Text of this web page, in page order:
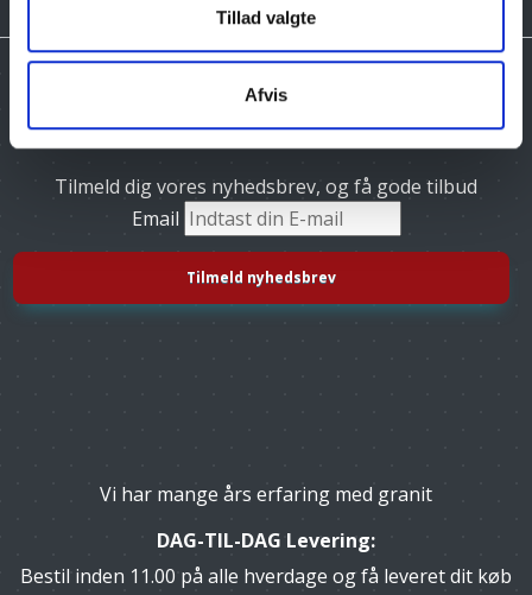
Tillad valgte
Afvis
Tilmeld dig vores nyhedsbrev, og få gode tilbud
Email
Vi har mange års erfaring med granit
DAG-TIL-DAG Levering:
Bestil inden 11.00 på alle hverdage og få leveret dit køb